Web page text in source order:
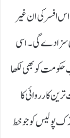
افسر کی ان غیر
سزا دے گی۔ اسی
کو بھی لکھا
کارروائی کا
پولیس کو جو خط